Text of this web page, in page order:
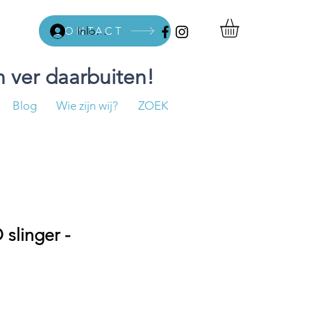
Inloggen
CONTACT
ver daarbuiten!
Blog Wie zijn wij? ZOEK
slinger -